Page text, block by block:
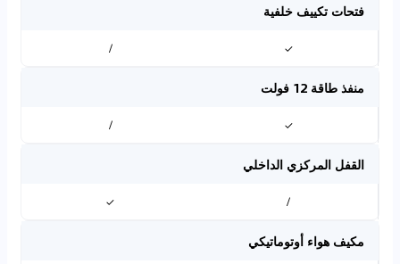
فتحات تكييف خلفية
✓
/
منفذ طاقة 12 فولت
✓
/
القفل المركزي الداخلي
/
✓
مكيف هواء أوتوماتيكي